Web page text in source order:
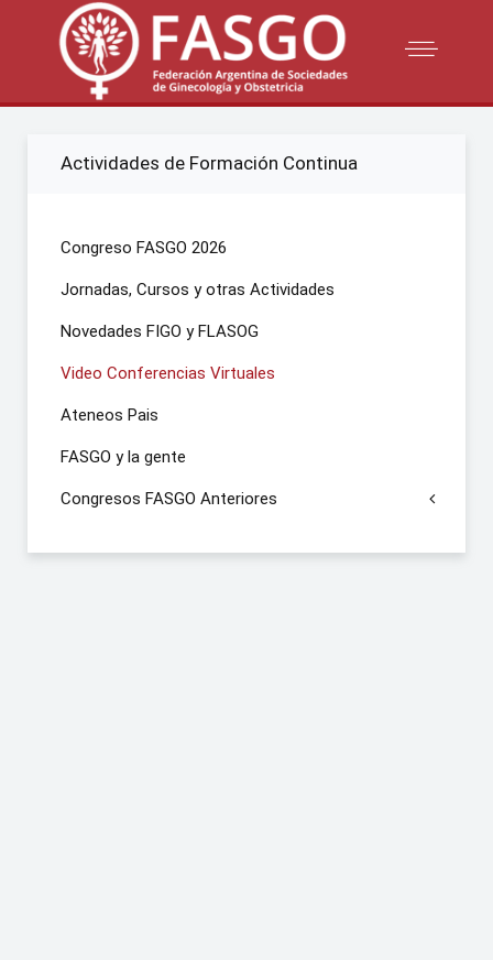
Actividades de Formación Continua
Congreso FASGO 2026
Jornadas, Cursos y otras Actividades
Novedades FIGO y FLASOG
Video Conferencias Virtuales
Ateneos Pais
FASGO y la gente
Congresos FASGO Anteriores